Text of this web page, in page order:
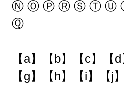
Ⓝ Ⓞ Ⓟ Ⓡ Ⓢ Ⓣ Ⓤ
Ⓠ
【a】【b】【c】【
【g】【h】【i】【j